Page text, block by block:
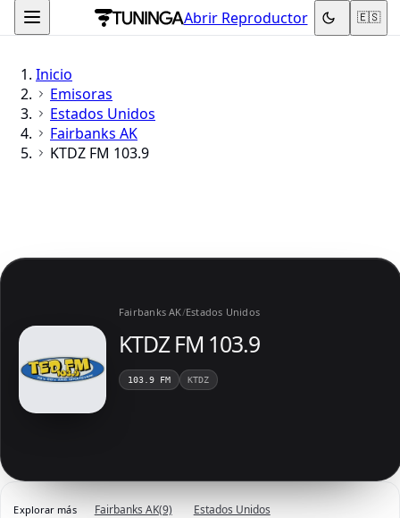
Abrir Reproductor 🇪🇸
Inicio
Emisoras
Estados Unidos
Fairbanks AK
KTDZ FM 103.9
Fairbanks AK/Estados Unidos
KTDZ FM 103.9
103.9 FM KTDZ
Explorar más Fairbanks AK(9) Estados Unidos